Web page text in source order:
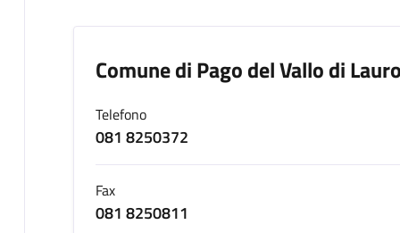
Comune di Pago del Vallo di
Telefono
081 8250372
Fax
081 8250811